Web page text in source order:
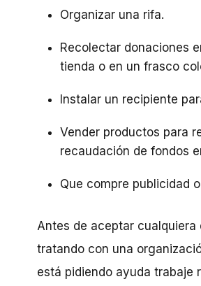
Organizar una rifa.
Recolectar donaciones
tienda o en un frasco
Instalar un recipiente
Vender productos para
recaudación de fondos
Que compre publicidad
Antes de aceptar
tratando con una
está pidiendo ayuda trabaje